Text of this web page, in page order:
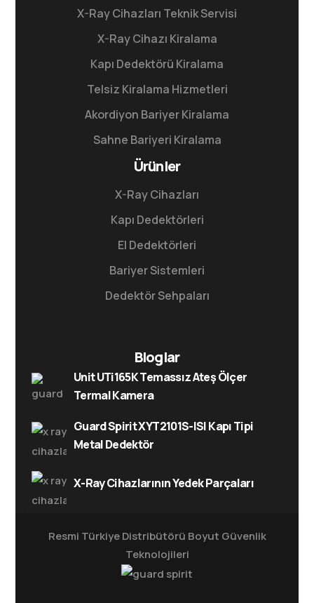
X-Ray Cihazları Teknik Servisi
X-Ray Cihazı Kiralama
Kapı Dedektörü Kiralama
Telsiz Kiralama Hizmetleri
Akordiyon Bariyer Kiralama
Sahne Bariyeri Kiralama
Ürünler
X-Ray Cihazları
Kapı Dedektörleri
El Dedektörleri
Bariyer Sistemleri
Dedektör Sehpaları
Bloglar
Unit UTi165K Temassız Ateş Ölçer
Termal Kamera
Guard Spirit XYT2101S-ISI Kapı Tipi
Metal Dedektör
X-Ray Cihazlarının Yedek Parçaları
Resmi Türkiye Distribütörü Boyut Güvenlik
Teknolojileri